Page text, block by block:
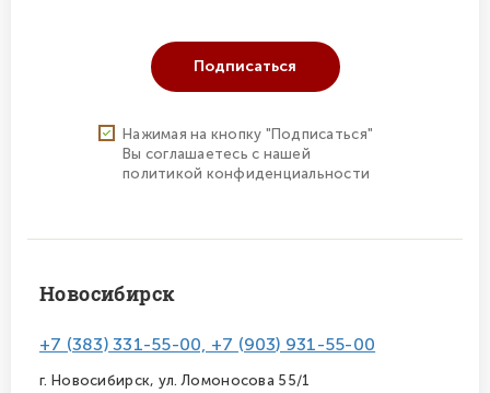
Подписаться
Нажимая на кнопку "Подписаться"
Вы соглашаетесь с нашей
политикой конфиденциальности
Новосибирск
+7 (383) 331-55-00, +7 (903) 931-55-00
г. Новосибирск, ул. Ломоносова 55/1